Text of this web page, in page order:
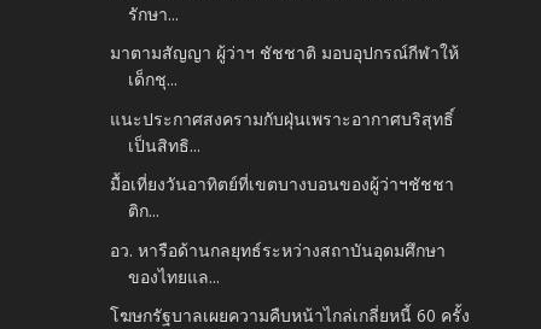
รักษา...
มาตามสัญญา ผู้ว่าฯ ชัชชาติ มอบอุปกรณ์กีฬาให้
เด็กชุ...
แนะประกาศสงครามกับฝุ่นเพราะอากาศบริสุทธิ์
เป็นสิทธิ...
มื้อเที่ยงวันอาทิตย์ที่เขตบางบอนของผู้ว่าฯชัชชา
ติก...
อว. หารือด้านกลยุทธ์ระหว่างสถาบันอุดมศึกษา
ของไทยแล...
โฆษกรัฐบาลเผยความคืบหน้าไกล่เกลี่ยหนี้ 60 ครั้ง